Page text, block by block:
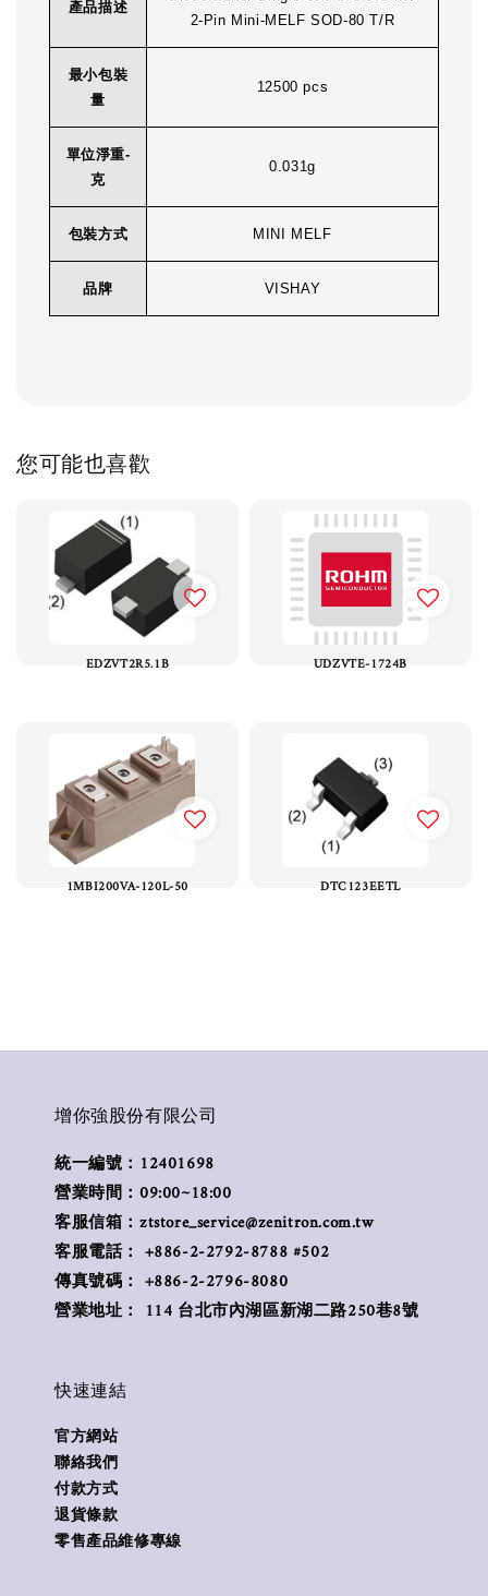
產品描述
2-Pin Mini-MELF SOD-80 T/R
最小包裝
量
12500 pcs
單位淨重-
克
0.031g
包裝方式 MINI MELF
品牌 VISHAY
您可能也喜歡
EDZVT2R5.1B UDZVTE-1724B
1MBI200VA-120L-50 DTC123EETL
增你強股份有限公司
統一編號：12401698
營業時間：09:00~18:00
客服信箱：ztstore_service@zenitron.com.tw
客服電話： +886-2-2792-8788 #502
傳真號碼： +886-2-2796-8080
營業地址： 114 台北市內湖區新湖二路250巷8號
快速連結
官方網站
聯絡我們
付款方式
退貨條款
零售產品維修專線